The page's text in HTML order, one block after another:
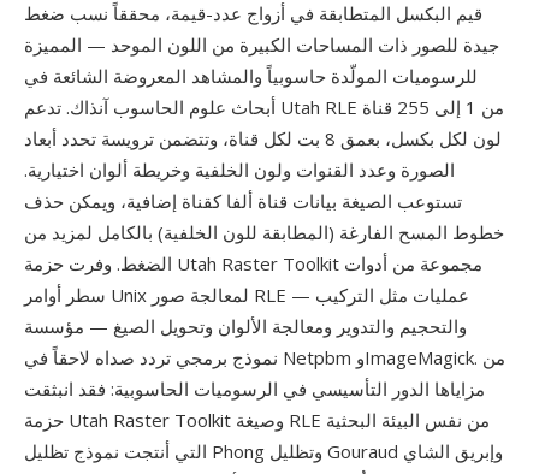
قيم البكسل المتطابقة في أزواج عدد-قيمة، محققاً نسب ضغط
جيدة للصور ذات المساحات الكبيرة من اللون الموحد — المميزة
للرسوميات المولّدة حاسوبياً والمشاهد المعروضة الشائعة في
أبحاث علوم الحاسوب آنذاك. تدعم Utah RLE من 1 إلى 255 قناة
لون لكل بكسل، بعمق 8 بت لكل قناة، وتتضمن ترويسة تحدد أبعاد
الصورة وعدد القنوات ولون الخلفية وخريطة ألوان اختيارية.
تستوعب الصيغة بيانات قناة ألفا كقناة إضافية، ويمكن حذف
خطوط المسح الفارغة (المطابقة للون الخلفية) بالكامل لمزيد من
الضغط. وفرت حزمة Utah Raster Toolkit مجموعة من أدوات
سطر أوامر Unix لمعالجة صور RLE — عمليات مثل التركيب
والتحجيم والتدوير ومعالجة الألوان وتحويل الصيغ — مؤسسة
نموذج برمجي تردد صداه لاحقاً في Netpbm وImageMagick. من
مزاياها الدور التأسيسي في الرسوميات الحاسوبية: فقد انبثقت
حزمة Utah Raster Toolkit وصيغة RLE من نفس البيئة البحثية
التي أنتجت نموذج تظليل Phong وتظليل Gouraud وإبريق الشاي